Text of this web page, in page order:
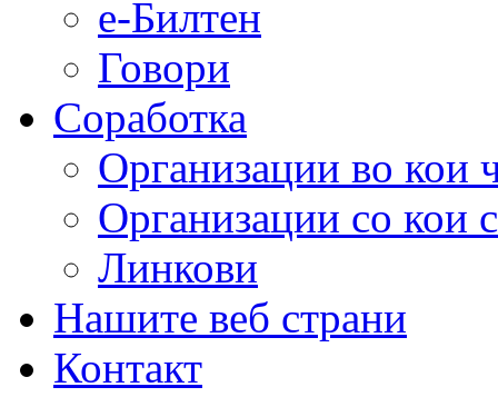
е-Билтен
Говори
Соработка
Организации во кои
Организации со кои
Линкови
Нашите веб страни
Контакт